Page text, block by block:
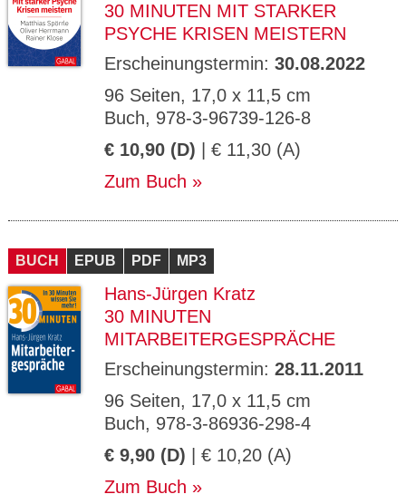
30 MINUTEN MIT STARKER
PSYCHE KRISEN MEISTERN
Erscheinungstermin: 30.08.2022
96 Seiten, 17,0 x 11,5 cm
Buch, 978-3-96739-126-8
€ 10,90 (D) | € 11,30 (A)
Zum Buch
BUCH EPUB PDF MP3
Hans-Jürgen Kratz
30 MINUTEN
MITARBEITERGESPRÄCHE
Erscheinungstermin: 28.11.2011
96 Seiten, 17,0 x 11,5 cm
Buch, 978-3-86936-298-4
€ 9,90 (D) | € 10,20 (A)
Zum Buch